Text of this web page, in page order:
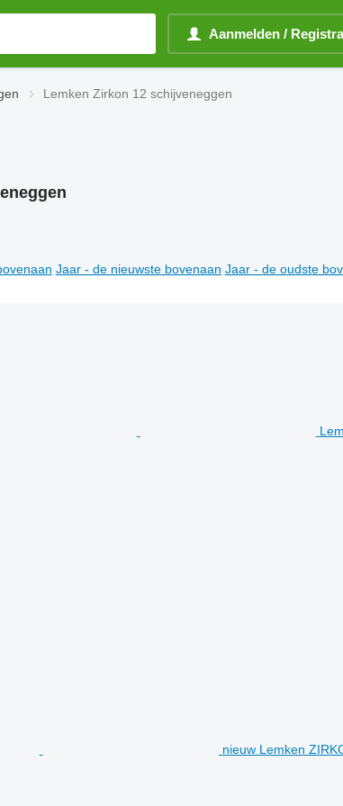
Aanmelden /
Lemken Zirkon 12 schijveneggen
Jaar - de nieuwste bovenaan Jaar - de oudste
nieuw Lemken